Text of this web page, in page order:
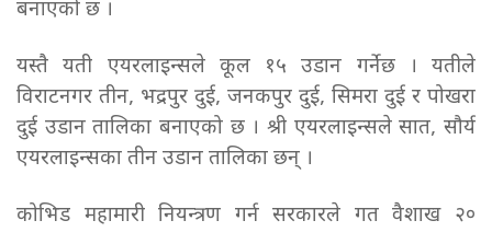
बनाएको छ ।
यस्तै यती एयरलाइन्सले कूल १५ उडान गर्नेछ । यतीले
विराटनगर तीन, भद्रपुर दुई, जनकपुर दुई, सिमरा दुई र पोखरा
दुई उडान तालिका बनाएको छ । श्री एयरलाइन्सले सात, सौर्य
एयरलाइन्सका तीन उडान तालिका छन् ।
कोभिड महामारी नियन्त्रण गर्न सरकारले गत वैशाख २०